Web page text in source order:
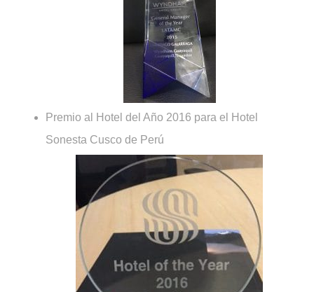
Premio al Hotel del Año 2016 para el Hotel
Sonesta Cusco de Perú